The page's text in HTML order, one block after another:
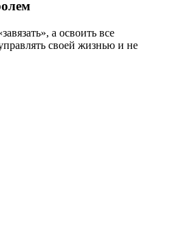
а освоить все
своей жизнью и не